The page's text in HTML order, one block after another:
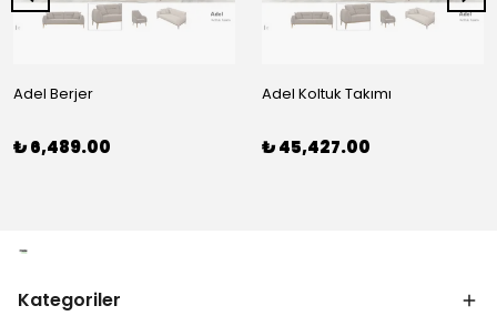
Adel Berjer
₺ 6,489.00
Adel Koltuk Takımı
₺ 45,427.00
Kategoriler